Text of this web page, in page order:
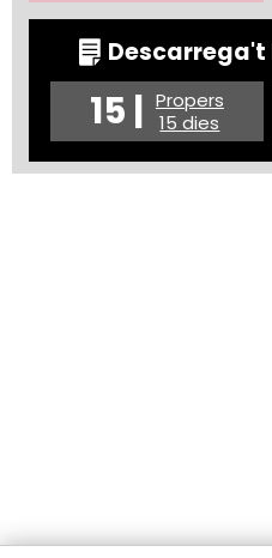
Descarrega't
15 | Propers
15 dies